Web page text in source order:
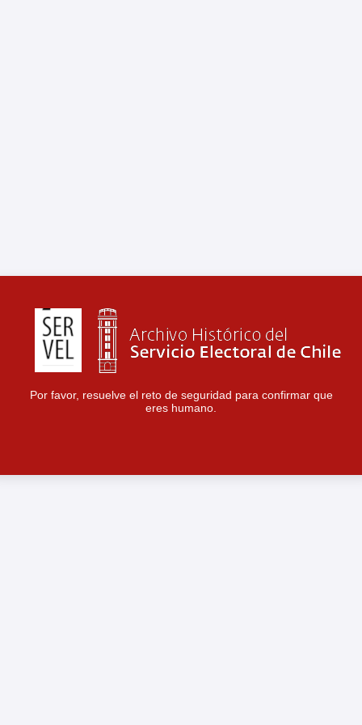
Por favor, resuelve el reto de seguridad para confirmar que
eres humano.